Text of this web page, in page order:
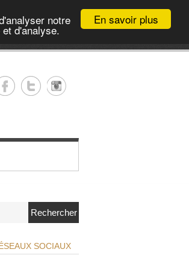
En savoir plus
notre
d'analyse.
Rechercher
SOCIAUX